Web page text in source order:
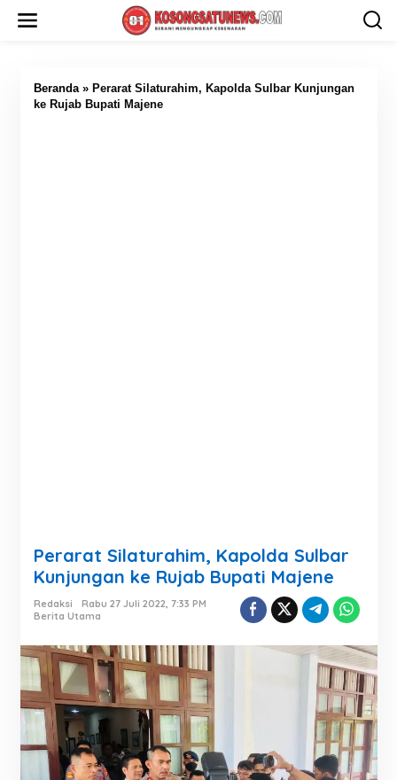
Beranda» Perarat Silaturahim, Kapolda Sulbar Kunjungan
ke Rujab Bupati Majene
Perarat Silaturahim, Kapolda Sulbar
Kunjungan ke Rujab Bupati Majene
Redaksi
Rabu 27 Juli 2022, 7:33 PM
Berita Utama